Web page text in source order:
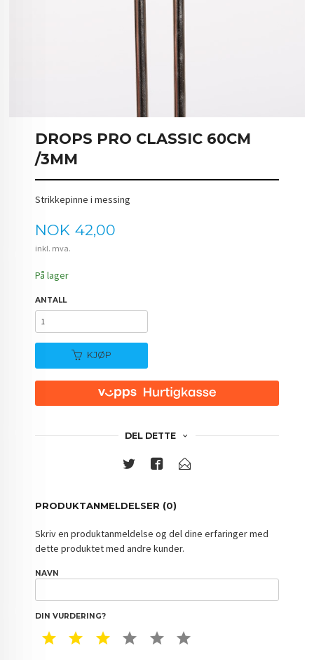
DROPS PRO CLASSIC 60CM
/3MM
Strikkepinne i messing
Pris
NOK 42,00
inkl. mva.
På lager
ANTALL
KJØP
DEL DETTE
PRODUKTANMELDELSER (0)
Skriv en produktanmeldelse og del dine erfaringer med
dette produktet med andre kunder.
NAVN
DIN VURDERING?
1 STAR2 STAR3 STAR4 STAR5 STAR